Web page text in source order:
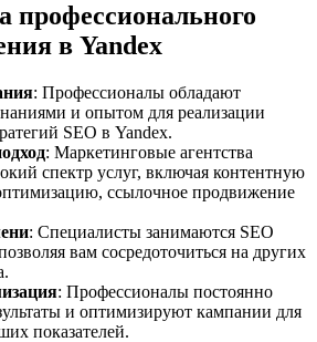
профессионального
в Yandex
: Профессионалы обладают
и опытом для реализации
SEO в Yandex.
: Маркетинговые агентства
спектр услуг, включая контентную
ссылочное продвижение
: Специалисты занимаются SEO
вам сосредоточиться на других
: Профессионалы постоянно
и оптимизируют кампании для
показателей.